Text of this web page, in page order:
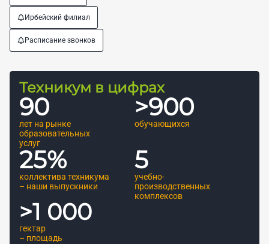
Ирбейский филиал
Расписание звонков
Техникум в цифрах
лет на рынке
образовательных
услуг
90
обучающихся
>900
коллектива техникума
– наши выпускники
25%
учебно-
производственных
комплексов
5
гектар
– площадь
>1 000